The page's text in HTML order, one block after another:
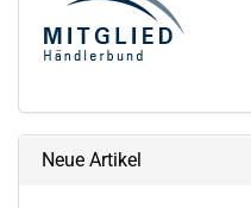
Neue Artikel